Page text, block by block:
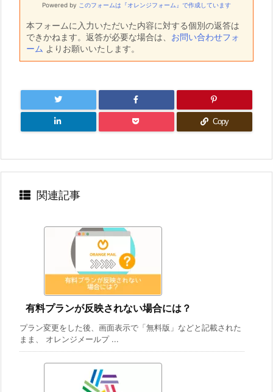
Powered by このフォームは『オレンジフォーム』で作成しています
本フォームに入力いただいた内容に対する個別の返答は
できかねます。返答が必要な場合は、 お問い合わせフォ
ーム よりお願いいたします。
Copy
関連記事
有料プランが反映されない場合には？
プラン変更をした後、画面表示で「無料版」などと記載された
まま、 オレンジメールプ ...